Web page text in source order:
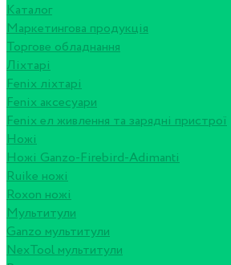
Каталог
Маркетингова продукція
Торгове обладнання
Ліхтарі
Fenix ліхтарі
Fenix аксесуари
Fenix ел живлення та зарядні пристрої
Ножі
Ножі Ganzo-Firebird-Adimanti
Ruike ножі
Roxon ножi
Мультитули
Ganzo мультитули
NexTool мультитули